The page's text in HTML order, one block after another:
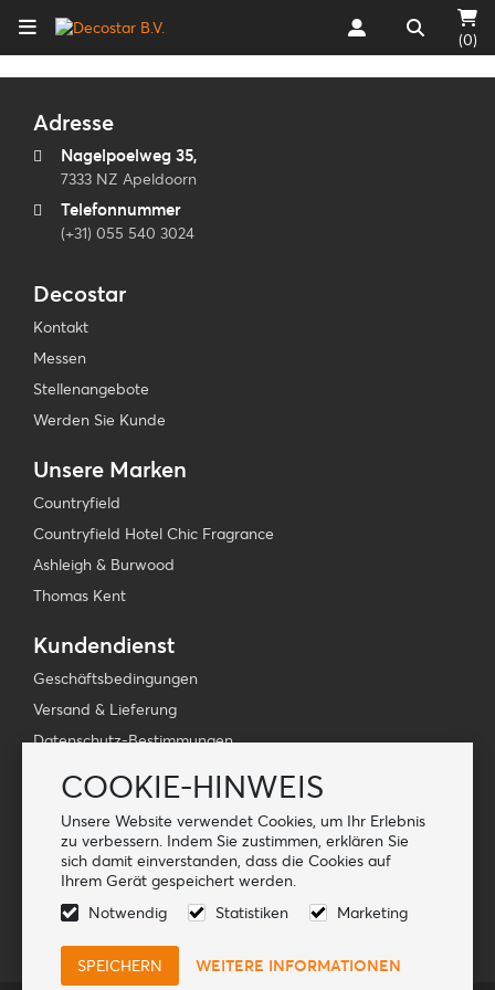
COOKIE-HINWEIS
Unsere Website verwendet Cookies, um Ihr Erlebnis
zu verbessern. Indem Sie zustimmen, erklären Sie
sich damit einverstanden, dass die Cookies auf
Ihrem Gerät gespeichert werden.
Notwendig
Statistiken Marketing
WEITERE INFORMATIONEN
(0)
Adresse
Nagelpoelweg 35,
7333 NZ Apeldoorn
Telefonnummer
(+31) 055 540 3024
Decostar
Kontakt
Messen
Stellenangebote
Werden Sie Kunde
Unsere Marken
Countryfield
Countryfield Hotel Chic Fragrance
Ashleigh & Burwood
Thomas Kent
Kundendienst
Geschäftsbedingungen
Versand & Lieferung
Datenschutz-Bestimmungen
Webshop-Handbuch
Folge uns